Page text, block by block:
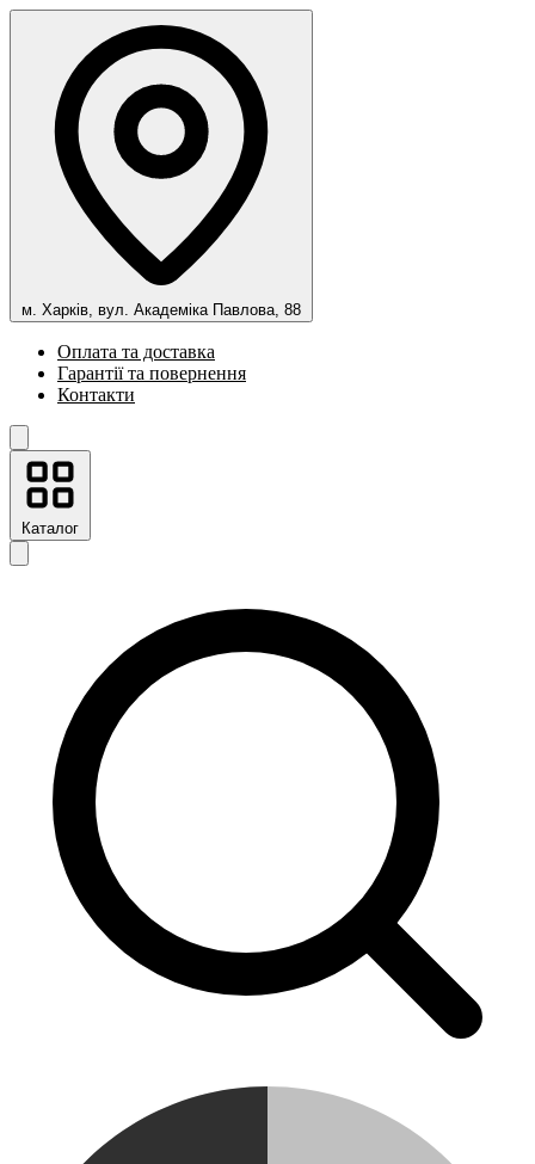
м. Харків, вул. Академіка Павлова, 88
Оплата та доставка
Гарантії та повернення
Контакти
Каталог